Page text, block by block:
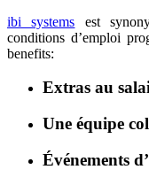
ibi systems est
conditions d’emploi
benefits:
Extras au
Une équipe
Événements